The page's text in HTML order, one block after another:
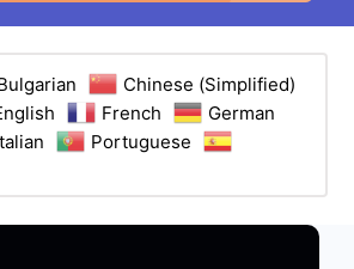
Chinese (Simplified)
French
German
Portuguese